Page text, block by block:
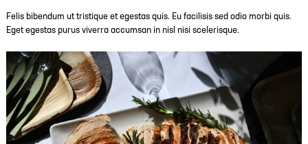
Felis bibendum ut tristique et egestas quis. Eu facilisis sed odio morbi quis.
Eget egestas purus viverra accumsan in nisl nisi scelerisque.